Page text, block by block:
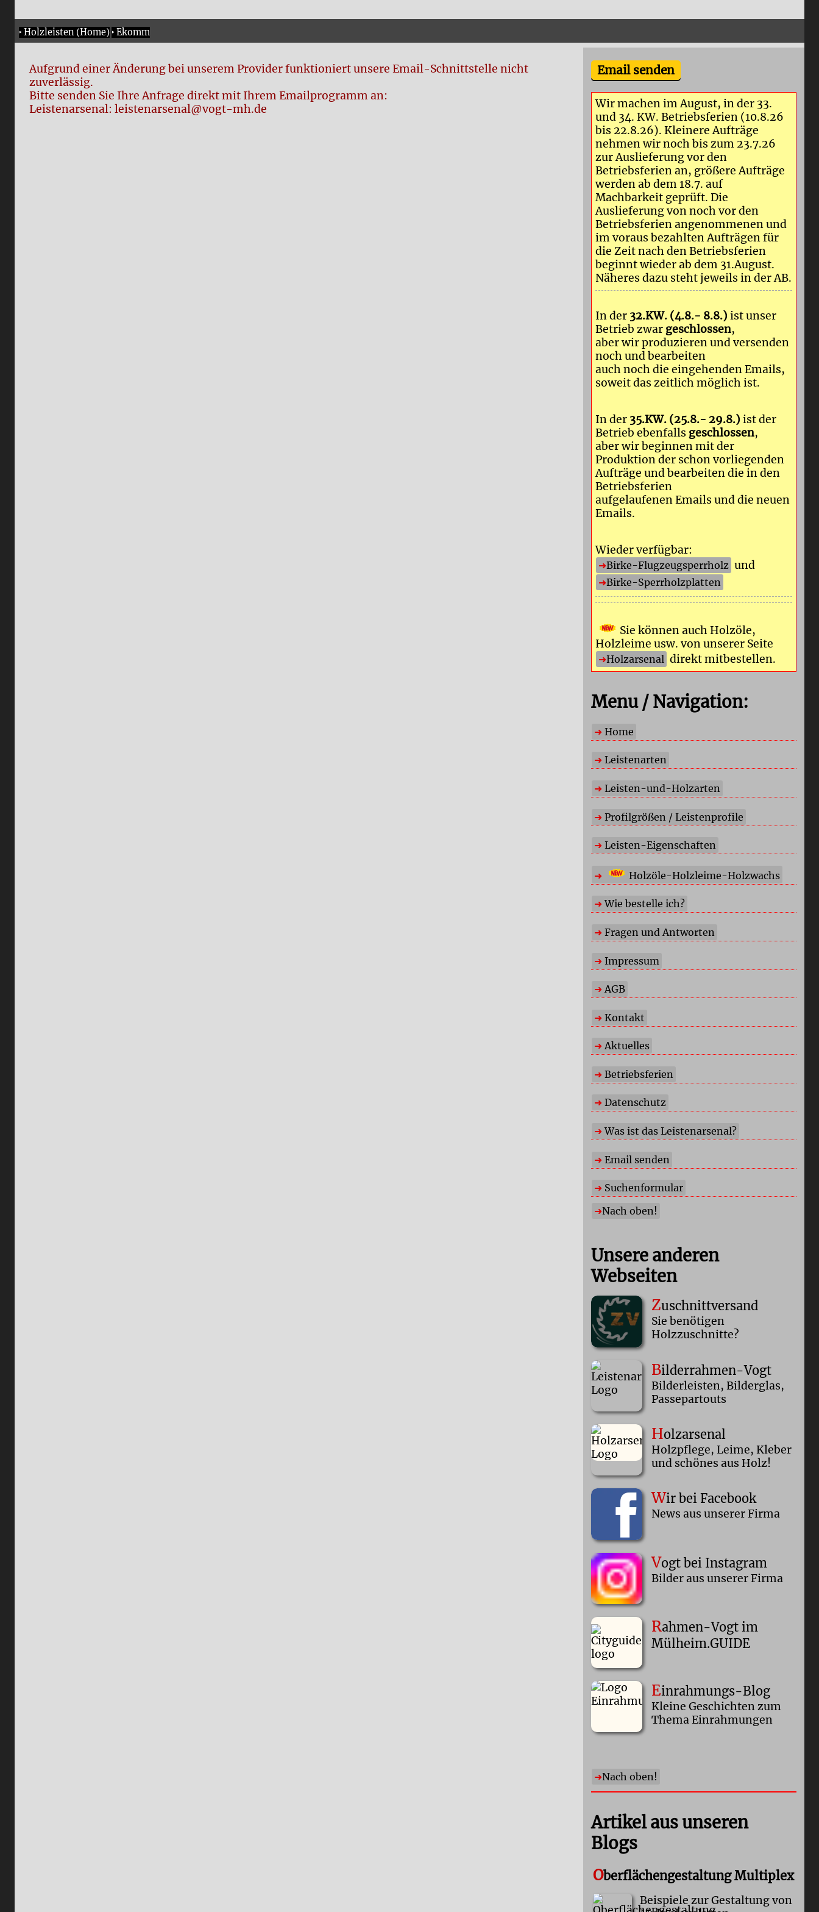
‣Holzleisten (Home) ‣Ekomm
Aufgrund einer Änderung bei unserem Provider funktioniert unsere Email-Schnittstelle nicht
zuverlässig.
Bitte senden Sie Ihre Anfrage direkt mit Ihrem Emailprogramm an:
Leistenarsenal: leistenarsenal@vogt-mh.de
Email senden
Wir machen im August, in der 33.
und 34. KW. Betriebsferien (10.8.26
bis 22.8.26). Kleinere Aufträge
nehmen wir noch bis zum 23.7.26
zur Auslieferung vor den
Betriebsferien an, größere Aufträge
werden ab dem 18.7. auf
Machbarkeit geprüft. Die
Auslieferung von noch vor den
Betriebsferien angenommenen und
im voraus bezahlten Aufträgen für
die Zeit nach den Betriebsferien
beginnt wieder ab dem 31.August.
Näheres dazu steht jeweils in der AB.
In der 32.KW. (4.8.- 8.8.) ist unser
Betrieb zwar geschlossen,
aber wir produzieren und versenden
noch und bearbeiten
auch noch die eingehenden Emails,
soweit das zeitlich möglich ist.
In der 35.KW. (25.8.- 29.8.) ist der
Betrieb ebenfalls geschlossen,
aber wir beginnen mit der
Produktion der schon vorliegenden
Aufträge und bearbeiten die in den
Betriebsferien
aufgelaufenen Emails und die neuen
Emails.
Wieder verfügbar:
Birke-Flugzeugsperrholz und
Birke-Sperrholzplatten
Sie können auch Holzöle,
Holzleime usw. von unserer Seite
Holzarsenal direkt mitbestellen.
Menu / Navigation:
Home
Leistenarten
Leisten-und-Holzarten
Profilgrößen / Leistenprofile
Leisten-Eigenschaften
Holzöle-Holzleime-Holzwachs
Wie bestelle ich?
Fragen und Antworten
Impressum
AGB
Kontakt
Aktuelles
Betriebsferien
Datenschutz
Was ist das Leistenarsenal?
Email senden
Suchenformular
Nach oben!
Unsere anderen
Webseiten
Zuschnittversand
Sie benötigen
Holzzuschnitte?
Bilderrahmen-Vogt
Bilderleisten, Bilderglas,
Passepartouts
Holzarsenal
Holzpflege, Leime, Kleber
und schönes aus Holz!
Wir bei Facebook
News aus unserer Firma
Vogt bei Instagram
Bilder aus unserer Firma
Rahmen-Vogt im
Mülheim.GUIDE
Einrahmungs-Blog
Kleine Geschichten zum
Thema Einrahmungen
Nach oben!
Artikel aus unseren
Blogs
Oberflächengestaltung Multiplex
Beispiele zur Gestaltung von